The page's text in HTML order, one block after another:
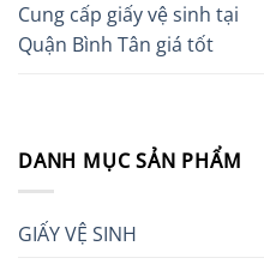
Cung cấp giấy vệ sinh tại
Quận Bình Tân giá tốt
DANH MỤC SẢN PHẨM
GIẤY VỆ SINH